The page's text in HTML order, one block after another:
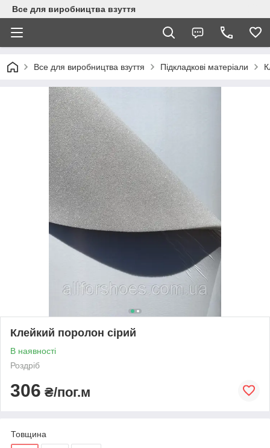
Все для виробництва взуття
Все для виробництва взуття Підкладкові матеріали
Клейкий поролон сірий
В наявності
Роздріб
306 ₴/пог.м
Товщина